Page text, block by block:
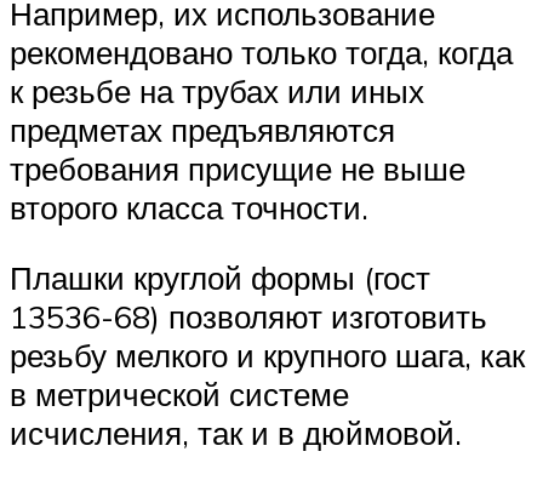
Например, их использование
рекомендовано только тогда, когда
к резьбе на трубах или иных
предметах предъявляются
требования присущие не выше
второго класса точности.
Плашки круглой формы (гост
13536-68) позволяют изготовить
резьбу мелкого и крупного шага, как
в метрической системе
исчисления, так и в дюймовой.